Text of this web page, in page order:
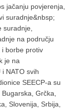
jačanju povjerenja,
suradnje&nbsp;
na području
i borbe protiv
je na
NATO svih
SEECP-a su
Grčka,
Slovenija, Srbija,